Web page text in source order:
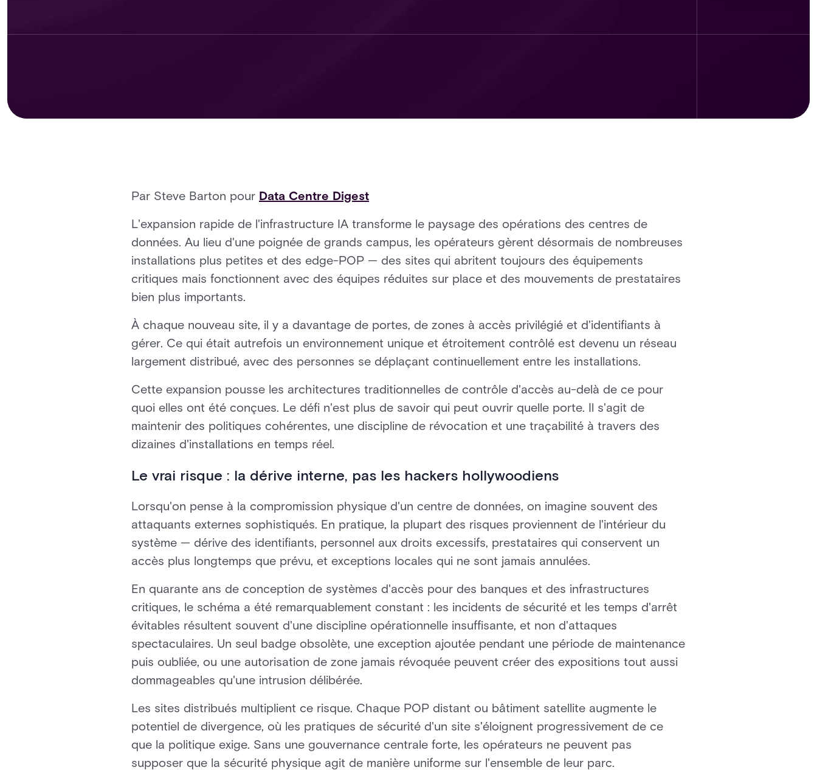
Par Steve Barton pour Data Centre Digest
L'expansion rapide de l'infrastructure IA transforme le paysage des opérations des centres de
données. Au lieu d'une poignée de grands campus, les opérateurs gèrent désormais de nombreuses
installations plus petites et des edge-POP — des sites qui abritent toujours des équipements
critiques mais fonctionnent avec des équipes réduites sur place et des mouvements de prestataires
bien plus importants.
À chaque nouveau site, il y a davantage de portes, de zones à accès privilégié et d'identifiants à
gérer. Ce qui était autrefois un environnement unique et étroitement contrôlé est devenu un réseau
largement distribué, avec des personnes se déplaçant continuellement entre les installations.
Cette expansion pousse les architectures traditionnelles de contrôle d'accès au-delà de ce pour
quoi elles ont été conçues. Le défi n'est plus de savoir qui peut ouvrir quelle porte. Il s'agit de
maintenir des politiques cohérentes, une discipline de révocation et une traçabilité à travers des
dizaines d'installations en temps réel.
Le vrai risque : la dérive interne, pas les hackers hollywoodiens
Lorsqu'on pense à la compromission physique d'un centre de données, on imagine souvent des
attaquants externes sophistiqués. En pratique, la plupart des risques proviennent de l'intérieur du
système — dérive des identifiants, personnel aux droits excessifs, prestataires qui conservent un
accès plus longtemps que prévu, et exceptions locales qui ne sont jamais annulées.
En quarante ans de conception de systèmes d'accès pour des banques et des infrastructures
critiques, le schéma a été remarquablement constant : les incidents de sécurité et les temps d'arrêt
évitables résultent souvent d'une discipline opérationnelle insuffisante, et non d'attaques
spectaculaires. Un seul badge obsolète, une exception ajoutée pendant une période de maintenance
puis oubliée, ou une autorisation de zone jamais révoquée peuvent créer des expositions tout aussi
dommageables qu'une intrusion délibérée.
Les sites distribués multiplient ce risque. Chaque POP distant ou bâtiment satellite augmente le
potentiel de divergence, où les pratiques de sécurité d'un site s'éloignent progressivement de ce
que la politique exige. Sans une gouvernance centrale forte, les opérateurs ne peuvent pas
supposer que la sécurité physique agit de manière uniforme sur l'ensemble de leur parc.